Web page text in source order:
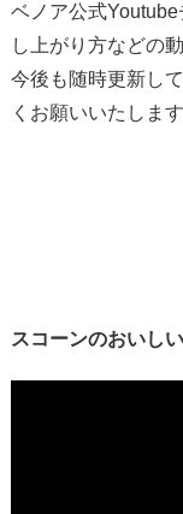
ベノア公式
し上がり方などの
今後も随時更新し
くお願いいたします
スコーンのおいし